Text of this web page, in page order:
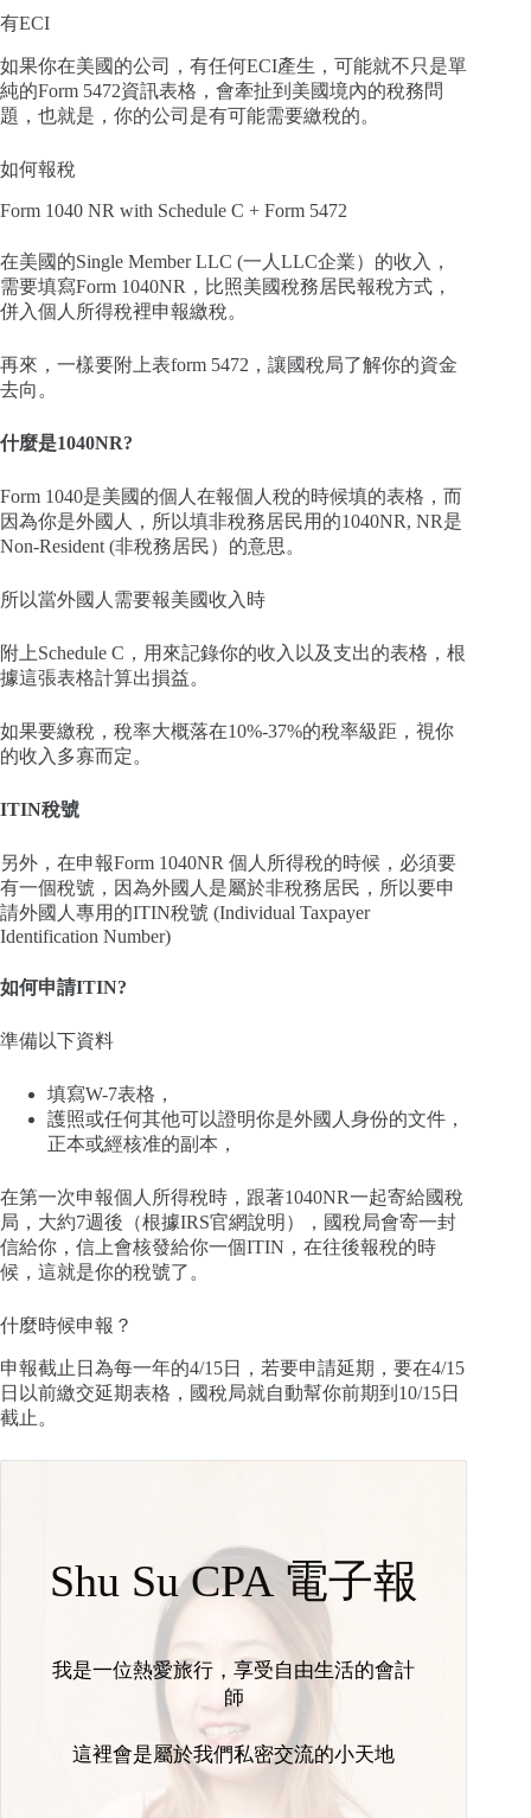
有ECI
如果你在美國的公司，有任何ECI產生，可能就不只是單
純的Form 5472資訊表格，會牽扯到美國境內的稅務問
題，也就是，你的公司是有可能需要繳稅的。
如何報稅
Form 1040 NR with Schedule C + Form 5472
在美國的Single Member LLC (一人LLC企業）的收入，
需要填寫Form 1040NR，比照美國稅務居民報稅方式，
併入個人所得稅裡申報繳稅。
再來，一樣要附上表form 5472，讓國稅局了解你的資金
去向。
什麼是1040NR?
Form 1040是美國的個人在報個人稅的時候填的表格，而
因為你是外國人，所以填非稅務居民用的1040NR, NR是
Non-Resident (非稅務居民）的意思。
所以當外國人需要報美國收入時
附上Schedule C，用來記錄你的收入以及支出的表格，根
據這張表格計算出損益。
如果要繳稅，稅率大概落在10%-37%的稅率級距，視你
的收入多寡而定。
ITIN稅號
另外，在申報Form 1040NR 個人所得稅的時候，必須要
有一個稅號，因為外國人是屬於非稅務居民，所以要申
請外國人專用的ITIN稅號 (Individual Taxpayer
Identification Number)
如何申請ITIN?
準備以下資料
填寫W-7表格，
護照或任何其他可以證明你是外國人身份的文件，
正本或經核准的副本，
在第一次申報個人所得稅時，跟著1040NR一起寄給國稅
局，大約7週後（根據IRS官網說明），國稅局會寄一封
信給你，信上會核發給你一個ITIN，在往後報稅的時
候，這就是你的稅號了。
什麼時候申報？
申報截止日為每一年的4/15日，若要申請延期，要在4/15
日以前繳交延期表格，國稅局就自動幫你前期到10/15日
截止。
Shu Su CPA 電子報
我是一位熱愛旅行，享受自由生活的會計
師
這裡會是屬於我們私密交流的小天地